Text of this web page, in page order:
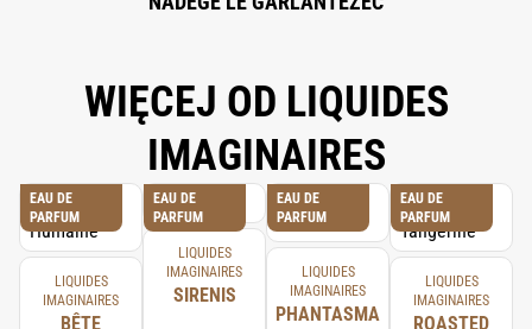
WIĘCEJ OD LIQUIDES
IMAGINAIRES
EAU DE
PARFUM
LIQUIDES
IMAGINAIRES
BÊTE
EAU DE
PARFUM
LIQUIDES
IMAGINAIRES
SIRENIS
EAU DE
PARFUM
LIQUIDES
IMAGINAIRES
PHANTASMA
EAU DE
PARFUM
LIQUIDES
IMAGINAIRES
ROASTED